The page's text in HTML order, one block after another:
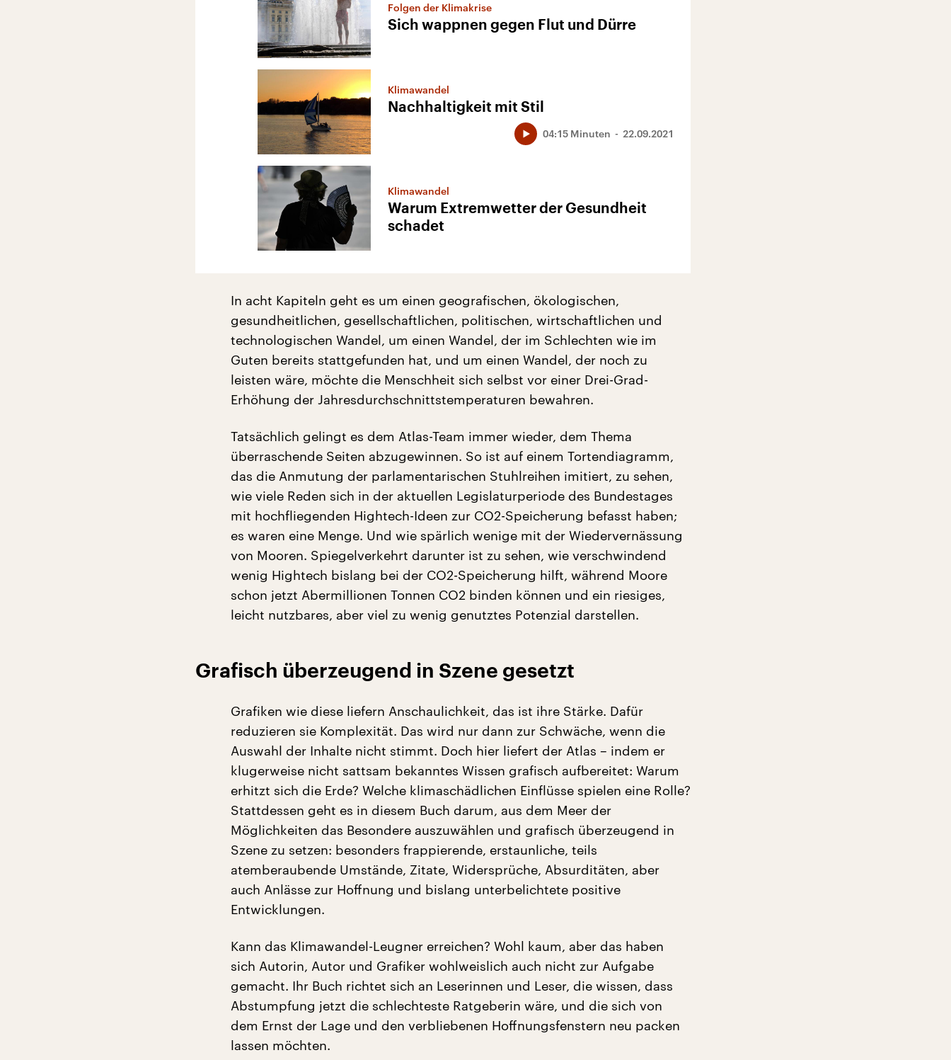
Folgen der Klimakrise
Sich wappnen gegen Flut und Dürre
Klimawandel
Nachhaltigkeit mit Stil
22.09.2021
04:15 Minuten
Klimawandel
Warum Extremwetter der Gesundheit
schadet
In acht Kapiteln geht es um einen geografischen, ökologischen,
gesundheitlichen, gesellschaftlichen, politischen, wirtschaftlichen und
technologischen Wandel, um einen Wandel, der im Schlechten wie im
Guten bereits stattgefunden hat, und um einen Wandel, der noch zu
leisten wäre, möchte die Menschheit sich selbst vor einer Drei-Grad-
Erhöhung der Jahresdurchschnittstemperaturen bewahren.
Tatsächlich gelingt es dem Atlas-Team immer wieder, dem Thema
überraschende Seiten abzugewinnen. So ist auf einem Tortendiagramm,
das die Anmutung der parlamentarischen Stuhlreihen imitiert, zu sehen,
wie viele Reden sich in der aktuellen Legislaturperiode des Bundestages
mit hochfliegenden Hightech-Ideen zur CO2-Speicherung befasst haben;
es waren eine Menge. Und wie spärlich wenige mit der Wiedervernässung
von Mooren. Spiegelverkehrt darunter ist zu sehen, wie verschwindend
wenig Hightech bislang bei der CO2-Speicherung hilft, während Moore
schon jetzt Abermillionen Tonnen CO2 binden können und ein riesiges,
leicht nutzbares, aber viel zu wenig genutztes Potenzial darstellen.
Grafisch überzeugend in Szene gesetzt
Grafiken wie diese liefern Anschaulichkeit, das ist ihre Stärke. Dafür
reduzieren sie Komplexität. Das wird nur dann zur Schwäche, wenn die
Auswahl der Inhalte nicht stimmt. Doch hier liefert der Atlas – indem er
klugerweise nicht sattsam bekanntes Wissen grafisch aufbereitet: Warum
erhitzt sich die Erde? Welche klimaschädlichen Einflüsse spielen eine Rolle?
Stattdessen geht es in diesem Buch darum, aus dem Meer der
Möglichkeiten das Besondere auszuwählen und grafisch überzeugend in
Szene zu setzen: besonders frappierende, erstaunliche, teils
atemberaubende Umstände, Zitate, Widersprüche, Absurditäten, aber
auch Anlässe zur Hoffnung und bislang unterbelichtete positive
Entwicklungen.
Kann das Klimawandel-Leugner erreichen? Wohl kaum, aber das haben
sich Autorin, Autor und Grafiker wohlweislich auch nicht zur Aufgabe
gemacht. Ihr Buch richtet sich an Leserinnen und Leser, die wissen, dass
Abstumpfung jetzt die schlechteste Ratgeberin wäre, und die sich von
dem Ernst der Lage und den verbliebenen Hoffnungsfenstern neu packen
lassen möchten.